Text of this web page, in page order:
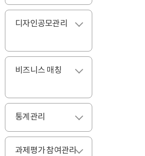
디자인공모관리
비즈니스 매칭
통계관리
과제평가 참여관리